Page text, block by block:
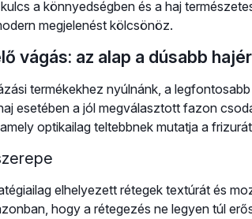
a könnyedségben és a haj
megjelenést kölcsönöz.
vágás: az alap a dúsabb
termékekhez nyúlnánk, a
esetében a jól megválasztott fazon
optikailag teltebbnek mutatja a
elhelyezett rétegek textúrát és
hogy a rétegezés ne legyen túl